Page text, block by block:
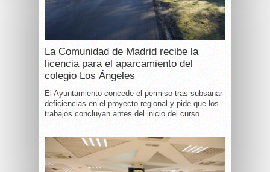
La Comunidad de Madrid recibe la
licencia para el aparcamiento del
colegio Los Ángeles
El Ayuntamiento concede el permiso tras subsanar
deficiencias en el proyecto regional y pide que los
trabajos concluyan antes del inicio del curso.